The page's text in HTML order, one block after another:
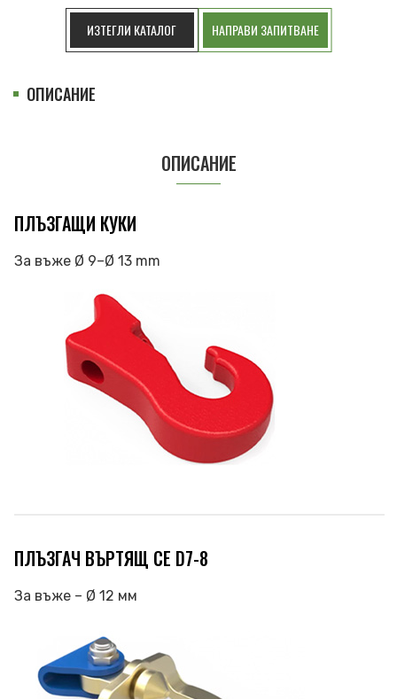
ИЗТЕГЛИ КАТАЛОГ НАПРАВИ ЗАПИТВАНЕ
ОПИСАНИЕ
ОПИСАНИЕ
ПЛЪЗГАЩИ КУКИ
За въже Ø 9–Ø 13 mm
ПЛЪЗГАЧ ВЪРТЯЩ СЕ D7-8
За въже – Ø 12 мм